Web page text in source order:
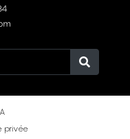
privée